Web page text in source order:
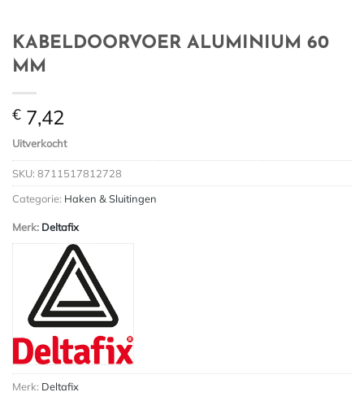
KABELDOORVOER ALUMINIUM 60
MM
€ 7,42
Uitverkocht
SKU: 8711517812728
Categorie: Haken & Sluitingen
Merk: Deltafix
Merk: Deltafix